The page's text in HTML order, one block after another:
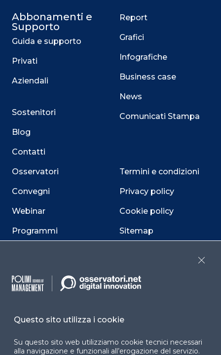
Abbonamenti e
Supporto
Guida e supporto
Privati
Aziendali
Sostenitori
Blog
Contatti
Osservatori
Convegni
Webinar
Programmi
Report
Grafici
Infografiche
Business case
News
Comunicati Stampa
Termini e condizioni
Privacy policy
Cookie policy
Sitemap
Cookie Center
Questo sito utilizza i cookie
Su questo sito web utilizziamo cookie tecnici necessari
alla navigazione e funzionali all’erogazione del servizio.